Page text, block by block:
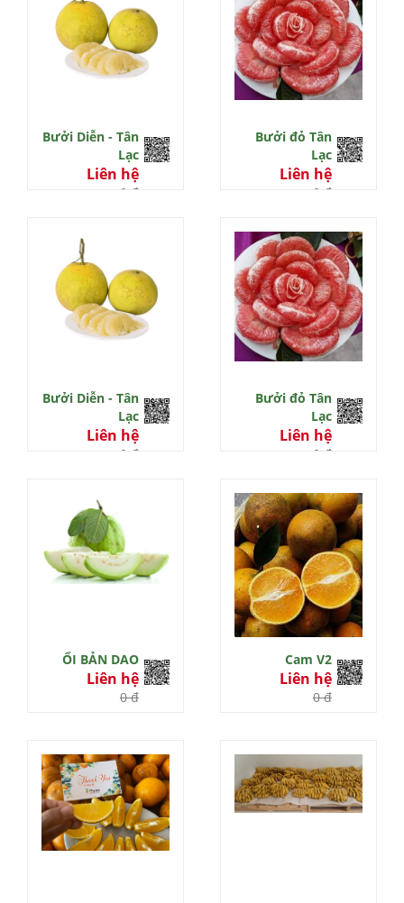
Bưởi Diễn - Tân
Lạc
Liên hệ
0 đ
Bưởi đỏ Tân
Lạc
Liên hệ
0 đ
Bưởi Diễn - Tân
Lạc
Liên hệ
0 đ
Bưởi đỏ Tân
Lạc
Liên hệ
0 đ
ỔI BẢN DAO
Liên hệ
0 đ
Cam V2
Liên hệ
0 đ